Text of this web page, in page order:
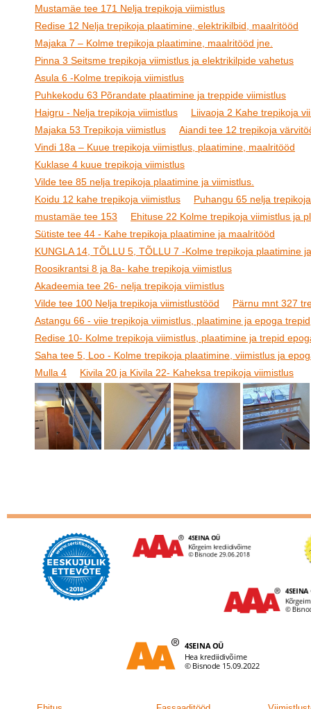
Mustamäe tee 171 Nelja trepikoja viimistlus
Redise 12 Nelja trepikoja plaatimine, elektrikilbid, maalritööd
Majaka 7 – Kolme trepikoja plaatimine, maalritööd jne.
Pinna 3 Seitsme trepikoja viimistlus ja elektrikilpide vahetus
Asula 6 -Kolme trepikoja viimistlus
Puhkekodu 63 Põrandate plaatimine ja treppide viimistlus
Haigru - Nelja trepikoja viimistlus
Liivaoja 2 Kahe trepikoja
Majaka 53 Trepikoja viimistlus
Aiandi tee 12 trepikoja
Vindi 18a – Kuue trepikoja viimistlus, plaatimine, maalritööd
Kuklase 4 kuue trepikoja viimistlus
Vilde tee 85 nelja trepikoja plaatimine ja viimistlus.
Koidu 12 kahe trepikoja viimistlus
Puhangu 65 nelja
mustamäe tee 153
Ehituse 22 Kolme trepikoja viimistlus ja
Sütiste tee 44 - Kahe trepikoja plaatimine ja maalritööd
KUNGLA 14, TÕLLU 5, TÕLLU 7 -Kolme trepikoja plaatimine
Roosikrantsi 8 ja 8a- kahe trepikoja viimistlus
Akadeemia tee 26- nelja trepikoja viimistlus
Vilde tee 100 Nelja trepikoja viimistlustööd
Pärnu mnt 327
Astangu 66 - viie trepikoja viimistlus, plaatimine ja epoga trepid
Redise 10- Kolme trepikoja viimistlus, plaatimine ja trepid
Saha tee 5, Loo - Kolme trepikoja plaatimine, viimistlus ja
Mulla 4
Kivila 20 ja Kivila 22- Kaheksa trepikoja viimistlus